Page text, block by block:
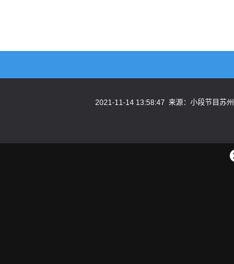
2021-11-14 13:58:47 来源： 小段节目苏
关